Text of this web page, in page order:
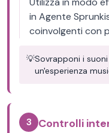
in Agente
coinvolgenti con
💡Sovrapponi i
un'esperienza
3 Controlli